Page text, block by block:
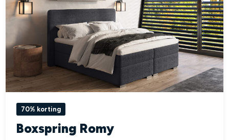
70% korting
Boxspring Romy